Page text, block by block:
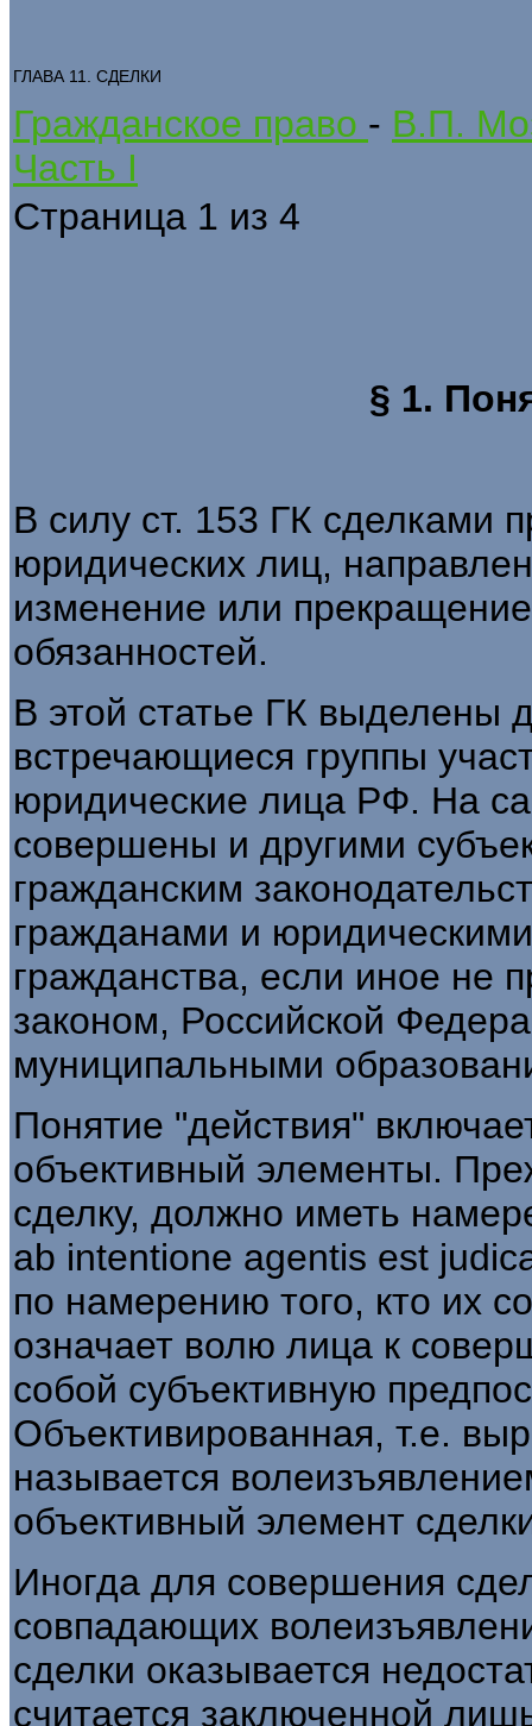
ГЛАВА 11. СДЕЛКИ
Гражданское право - В.П.
Часть I
Страница 1 из 4
§ 1.
В силу ст. 153 ГК сделками
юридических лиц,
изменение или
обязанностей.
В этой статье ГК выделены
встречающиеся группы
юридические лица РФ. На
совершены и другими
гражданским
гражданами и
гражданства, если иное не
законом, Российской
муниципальными
Понятие "действия"
объективный элементы.
сделку, должно иметь
ab intentione agentis est
по намерению того, кто их
означает волю лица к
собой субъективную
Объективированная, т.е.
называется
объективный элемент
Иногда для совершения
совпадающих
сделки оказывается
считается заключенной